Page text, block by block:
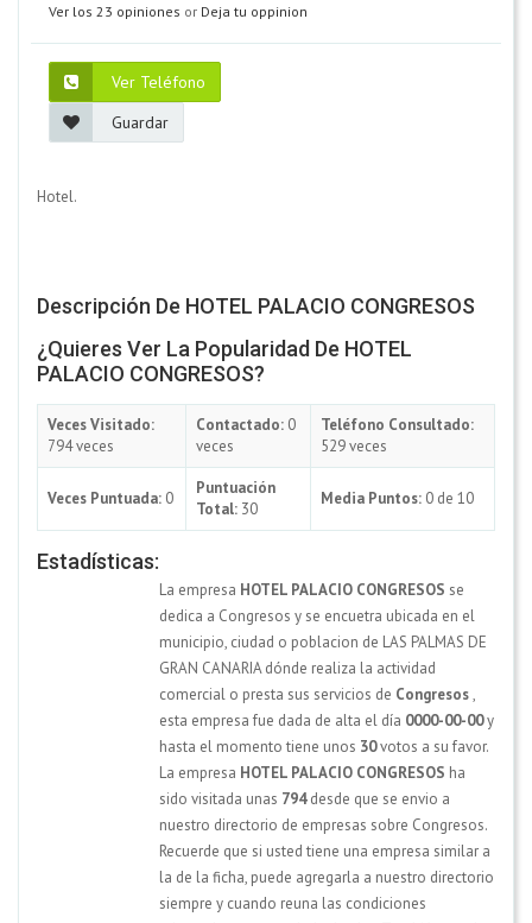
Ver los 23 opiniones or Deja tu oppinion
Ver Teléfono
Guardar
Hotel.
Descripción De HOTEL PALACIO CONGRESOS
¿Quieres Ver La Popularidad De HOTEL
PALACIO CONGRESOS?
Veces Visitado:
794 veces
Contactado: 0
veces
Teléfono Consultado:
529 veces
Veces Puntuada: 0
Puntuación
Total: 30
Media Puntos: 0 de 10
Estadísticas:
La empresa HOTEL PALACIO CONGRESOS se
dedica a Congresos y se encuetra ubicada en el
municipio, ciudad o poblacion de LAS PALMAS DE
GRAN CANARIA dónde realiza la actividad
comercial o presta sus servicios de Congresos,
esta empresa fue dada de alta el día 0000-00-00y
hasta el momento tiene unos 30votos a su favor.
La empresa HOTEL PALACIO CONGRESOS ha
sido visitada unas 794desde que se envio a
nuestro directorio de empresas sobre Congresos.
Recuerde que si usted tiene una empresa similar a
la de la ficha, puede agregarla a nuestro directorio
siempre y cuando reuna las condiciones